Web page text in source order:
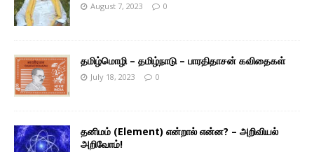
August 7, 2023 0
தமிழ்மொழி – தமிழ்நாடு – பாரதிதாசன் கவிதைகள்
July 18, 2023 0
தனிமம் (Element) என்றால் என்ன? – அறிவியல்
அறிவோம்!